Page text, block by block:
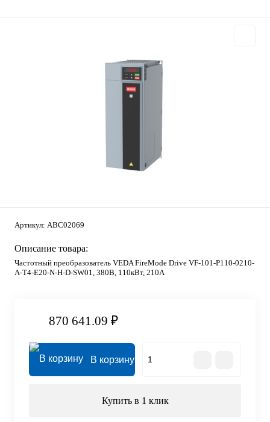
Артикул: ABC02069
Описание товара:
Частотный преобразователь VEDA FireMode Drive VF-101-P110-0210-
A-T4-E20-N-H-D-SW01, 380В, 110кВт, 210А
870 641.09 ₽
В корзину
Купить в 1 клик